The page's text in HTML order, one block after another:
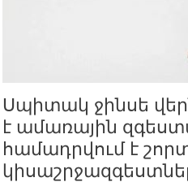
Սպիտակ ջինսե
է ամառային
համադրվում է